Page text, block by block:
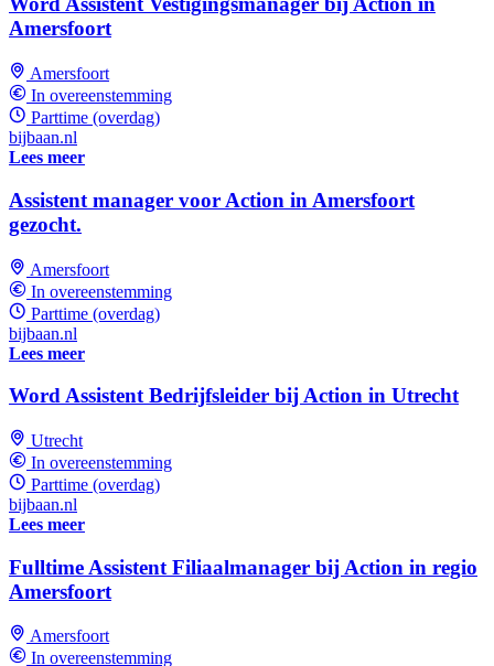
Amersfoort
Amersfoort
In overeenstemming
Parttime (overdag)
bijbaan.nl
Lees meer
Assistent manager voor Action in Amersfoort
gezocht.
Amersfoort
In overeenstemming
Parttime (overdag)
bijbaan.nl
Lees meer
Word Assistent Bedrijfsleider bij Action in Utrecht
Utrecht
In overeenstemming
Parttime (overdag)
bijbaan.nl
Lees meer
Fulltime Assistent Filiaalmanager bij Action in regio
Amersfoort
Amersfoort
In overeenstemming